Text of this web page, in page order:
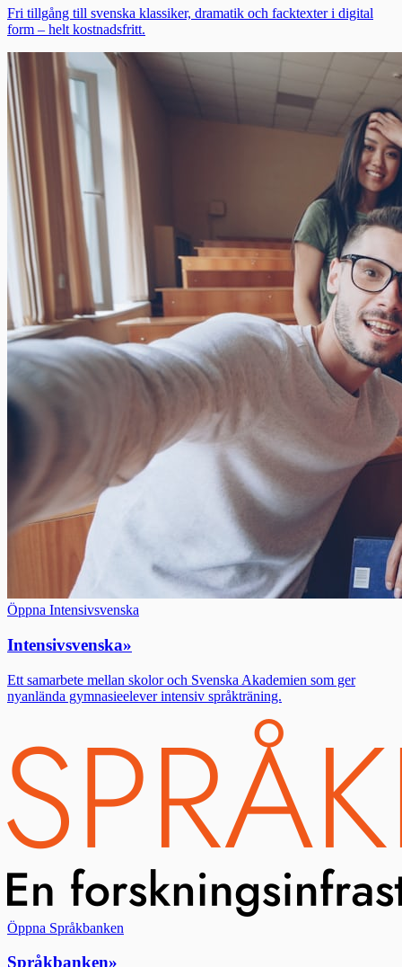
Fri tillgång till svenska klassiker, dramatik och facktexter i digital
form – helt kostnadsfritt.
Öppna Intensivsvenska
Intensivsvenska»
Ett samarbete mellan skolor och Svenska Akademien som ger
nyanlända gymnasieelever intensiv språkträning.
Öppna Språkbanken
Språkbanken»